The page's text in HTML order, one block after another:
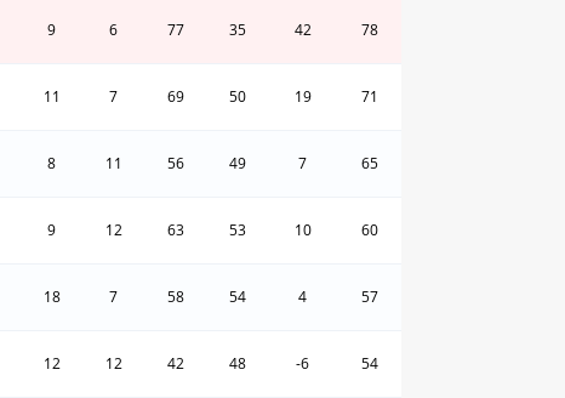
9 6 77 35 42 78
11 7 69 50 19 71
8 11 56 49 7 65
9 12 63 53 10 60
18 7 58 54 4 57
12 12 42 48 -6 54